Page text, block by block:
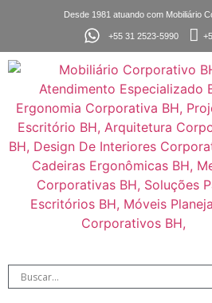
Desde 1981 atuando com Mobiliário
+55 31 2523-5990